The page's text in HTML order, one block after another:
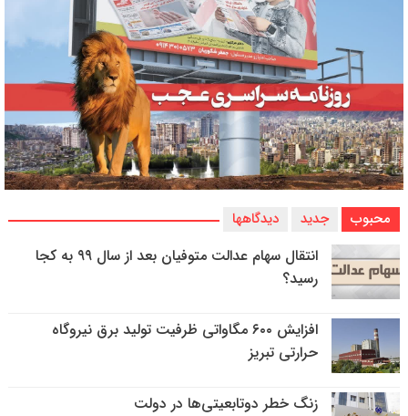
محبوب جدید دیدگاهها
انتقال سهام عدالت متوفیان بعد از سال ۹۹ به کجا
رسید؟
افزایش ۶۰۰ مگاواتی ظرفیت تولید برق نیروگاه
حرارتی تبریز
زنگ خطر دوتابعیتی‌ها در دولت